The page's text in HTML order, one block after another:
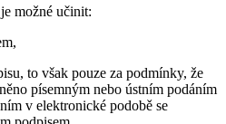
možné učinit:
to však pouze za podmínky, že
písemným nebo ústním podáním
v elektronické podobě se